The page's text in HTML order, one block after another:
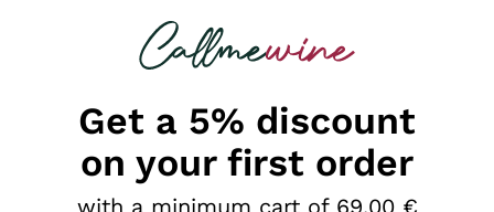
looking for
Get a 5% discount
on your first order
with a minimum cart of 69,00 €